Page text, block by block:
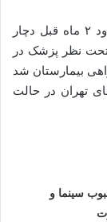
طبق تأیید چند منبع موثق، این بازیگر سینما حدود ۲ ماه قبل دچار
نظر پزشک در
بیمارستان شد
تهران در حالت
سینما و